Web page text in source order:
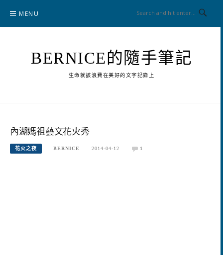
content
MENU
BERNICE的隨手筆記
生命就該浪費在美好的文字記錄上
內湖媽祖藝文花火秀
花火之夜 BERNICE 2014-04-12 1